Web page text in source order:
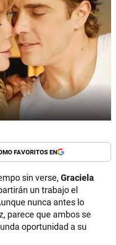
FAVORITOS EN
sin verse, Graciela
un trabajo el
nunca antes lo
parece que ambos se
oportunidad a su